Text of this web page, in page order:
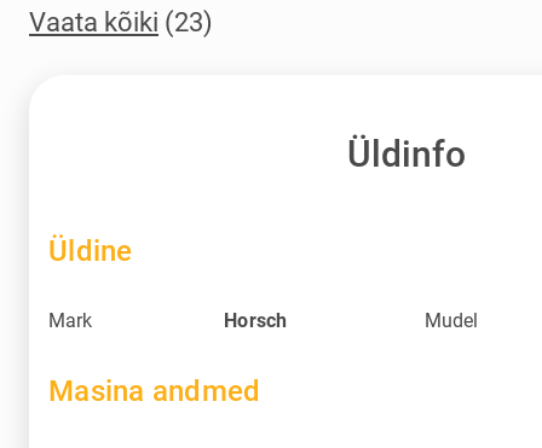
Vaata kõiki (23)
Üldinfo
Üldine
Mark Horsch Mudel
Masina andmed